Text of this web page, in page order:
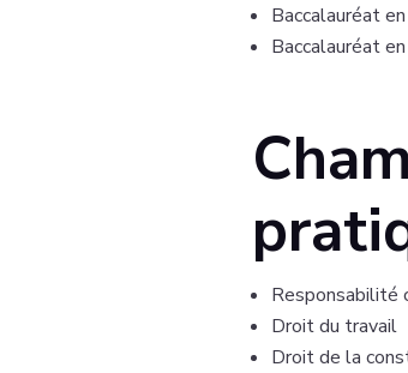
Baccalauréat
Baccalauréat
Responsabilité
Droit du travail
Droit de la